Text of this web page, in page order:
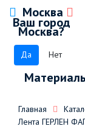
Москва
Ваш город
Москва?
Да Нет
Главная
Лента ГЕРЛЕН